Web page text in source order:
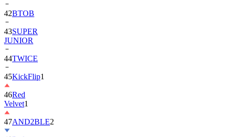
43SUPER
JUNIOR
44TWICE
45KickFlip
46Red
Velvet
47AND2BLE
48Park
Bo-